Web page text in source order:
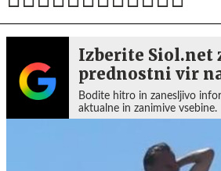
Izberite Siol.net
prednostni vir
Bodite hitro in zanesljivo
aktualne in zanimive vsebine.